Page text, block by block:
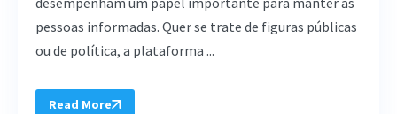
pessoas informadas. Quer se trate de figuras públicas
ou de política, a plataforma ...
Read More